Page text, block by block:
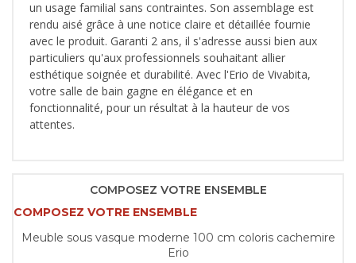
un usage familial sans contraintes. Son assemblage est
rendu aisé grâce à une notice claire et détaillée fournie
avec le produit. Garanti 2 ans, il s'adresse aussi bien aux
particuliers qu'aux professionnels souhaitant allier
esthétique soignée et durabilité. Avec l'Erio de Vivabita,
votre salle de bain gagne en élégance et en
fonctionnalité, pour un résultat à la hauteur de vos
attentes.
COMPOSEZ VOTRE ENSEMBLE
COMPOSEZ VOTRE ENSEMBLE
Meuble sous vasque moderne 100 cm coloris cachemire
Erio